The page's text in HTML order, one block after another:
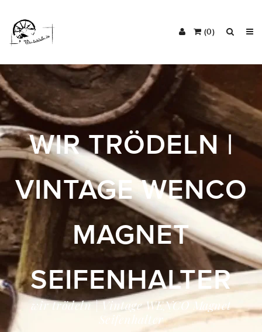
(0)
WIR TRÖDELN |
VINTAGE WENCO
MAGNET
SEIFENHALTER
wir trödeln | Vintage WENCO Magnet
Seifenhalter